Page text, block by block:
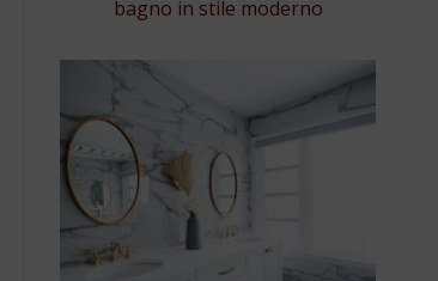
bagno in stile moderno